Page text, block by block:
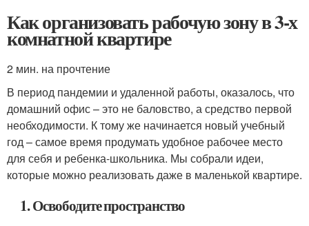
Как организовать рабочую зону в 3-х
комнатной квартире
2 мин. на прочтение
В период пандемии и удаленной работы, оказалось, что
домашний офис – это не баловство, а средство первой
необходимости. К тому же начинается новый учебный
год – самое время продумать удобное рабочее место
для себя и ребенка-школьника. Мы собрали идеи,
которые можно реализовать даже в маленькой квартире.
1. Освободите пространство